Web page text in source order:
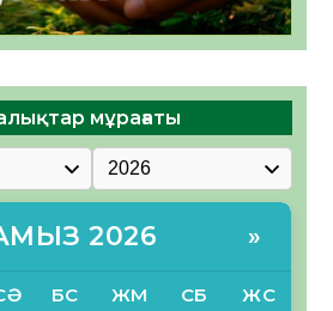
мұрағаты
2026 »
БС ЖМ СБ ЖС